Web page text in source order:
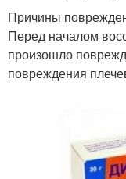
Причины
Перед началом
произошло
повреждения